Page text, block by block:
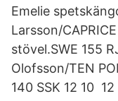
Emelie
Larsson/
stövel.SWE 155
Olofsson/TEN
140 SSK 12 10